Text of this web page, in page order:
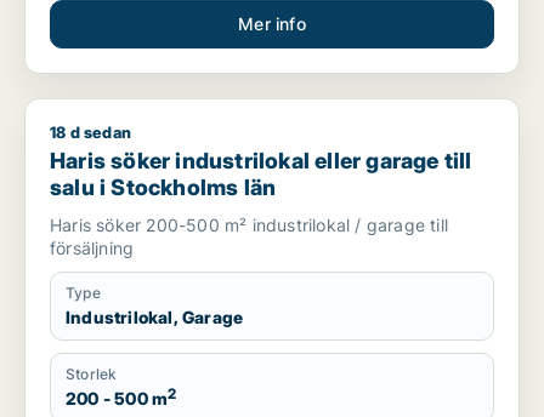
Mer info
Haris söker industrilokal eller garage till salu i Stockholms län
18 d sedan
Haris söker industrilokal eller garage till
salu i Stockholms län
Haris söker 200-500 m² industrilokal / garage till
försäljning
Type
Industrilokal, Garage
Storlek
200 - 500 m2